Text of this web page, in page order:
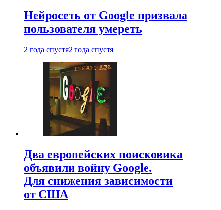
Нейросеть от Google призвала
пользователя умереть
2 года спустя2 года спустя
Два европейских поисковика
объявили войну Google.
Для снижения зависимости
от США